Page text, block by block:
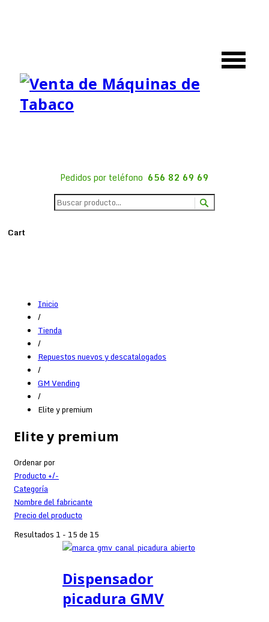
Pedidos por teléfono 656 82 69 69
Cart
Inicio
/
Tienda
/
Repuestos nuevos y descatalogados
/
GM Vending
/
Elite y premium
Elite y premium
Ordenar por
Producto +/-
Categoría
Nombre del fabricante
Precio del producto
Resultados 1 - 15 de 15
Dispensador
picadura GMV